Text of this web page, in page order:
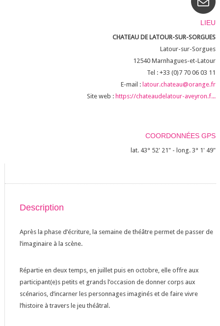
LIEU
CHATEAU DE LATOUR-SUR-SORGUES
Latour-sur-Sorgues
12540 Marnhagues-et-Latour
Tel : +33 (0)7 70 06 03 11
E-mail : latour.chateau@orange.fr
Site web : https://chateaudelatour-aveyron.f...
COORDONNÉES GPS
lat. 43° 52' 21" - long. 3° 1' 49"
Description
Après la phase d’écriture, la semaine de théâtre permet de passer de
l’imaginaire à la scène.
Répartie en deux temps, en juillet puis en octobre, elle offre aux
participant(e)s petits et grands l’occasion de donner corps aux
scénarios, d’incarner les personnages imaginés et de faire vivre
l’histoire à travers le jeu théâtral.